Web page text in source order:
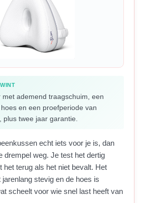
met ademend traagschuim, een
en een proefperiode van
plus twee jaar garantie.
echt iets voor je is, dan
drempel weg. Je test het dertig
het terug als het niet bevalt. Het
stevig en de hoes is
scheelt voor wie snel last heeft van